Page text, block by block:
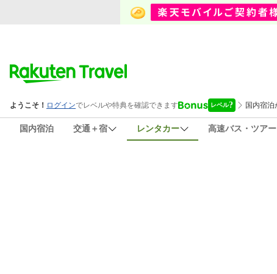
国内宿泊 交通＋宿 レンタカー 高速バス・ツアー